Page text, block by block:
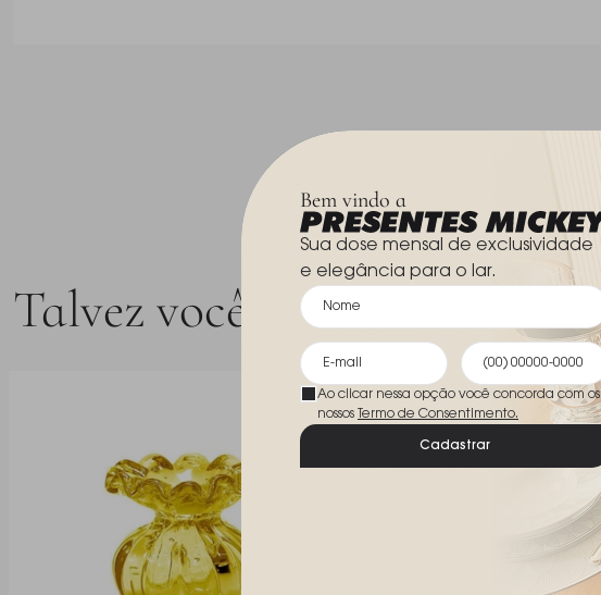
Bem vindo a
Sua dose mensal de exclusividade
e elegância para o lar.
Ao clicar nessa opção você concorda com os
nossos Termo de Consentimento.
Cadastrar
Talvez você goste